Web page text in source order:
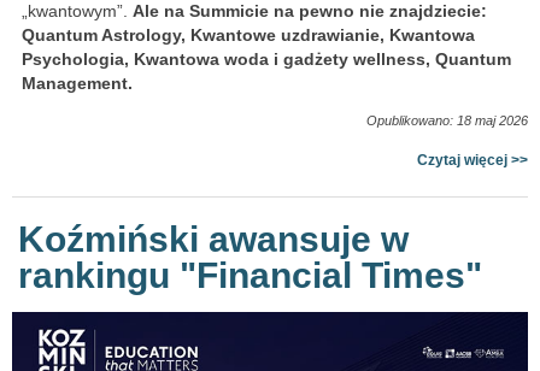
„kwantowym”. Ale na Summicie na pewno nie znajdziecie:
Quantum Astrology, Kwantowe uzdrawianie, Kwantowa
Psychologia, Kwantowa woda i gadżety wellness, Quantum
Management.
Opublikowano: 18 maj 2026
Czytaj więcej >>
Koźmiński awansuje w
rankingu "Financial Times"